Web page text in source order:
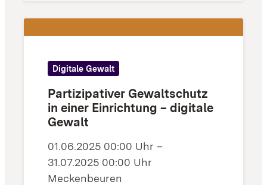
Digitale Gewalt
Partizipativer Gewaltschutz
in einer Einrichtung – digitale
Gewalt
01.06.2025 00:00 Uhr –
31.07.2025 00:00 Uhr
Meckenbeuren